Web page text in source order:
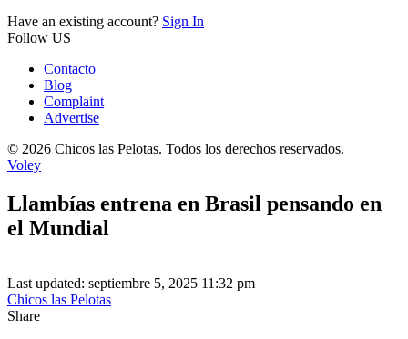
Have an existing account? Sign In
Follow US
Contacto
Blog
Complaint
Advertise
© 2026 Chicos las Pelotas. Todos los derechos reservados.
Voley
Llambías entrena en Brasil pensando en
el Mundial
Last updated: septiembre 5, 2025 11:32 pm
Chicos las Pelotas
Share